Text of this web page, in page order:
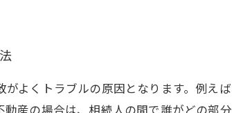
よくトラブルの原因となります。例え